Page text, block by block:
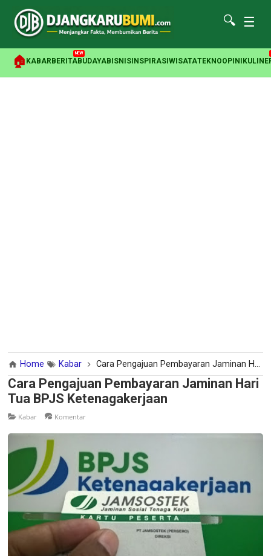
🔍 ☰
🏠 KABAR BERITA
NEW
BUDAYABISNIS INSPIRASI WISATATEKNOOPINI
Home Kabar Cara Pengajuan Pembayaran Jaminan Hari Tua BPJS Ketenagakerjaan
Cara Pengajuan Pembayaran Jaminan Hari
Tua BPJS Ketenagakerjaan
Kabar Komentar